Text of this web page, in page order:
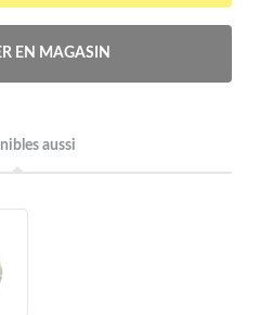
EN MAGASIN
aussi